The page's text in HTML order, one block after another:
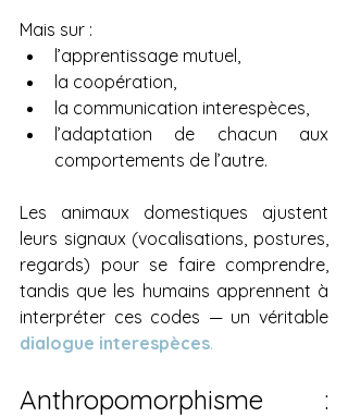
Mais sur :
l’apprentissage mutuel,
la coopération,
la communication interespèces,
l’adaptation de chacun aux
comportements de l’autre.
Les animaux domestiques ajustent
leurs signaux (vocalisations, postures,
regards) pour se faire comprendre,
tandis que les humains apprennent à
dialogue interespèces.
Anthropomorphisme :